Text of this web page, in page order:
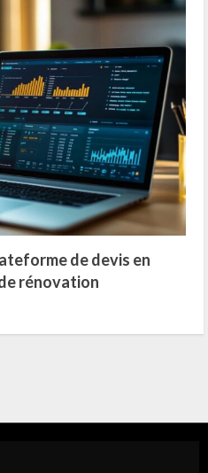
de devis en
rénovation